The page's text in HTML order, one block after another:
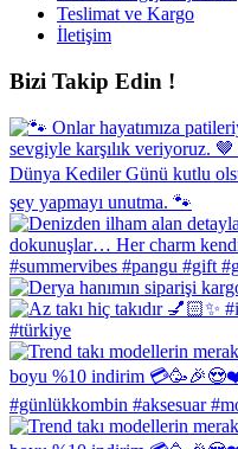
Teslimat ve Kargo
İletişim
Bizi Takip Edin !